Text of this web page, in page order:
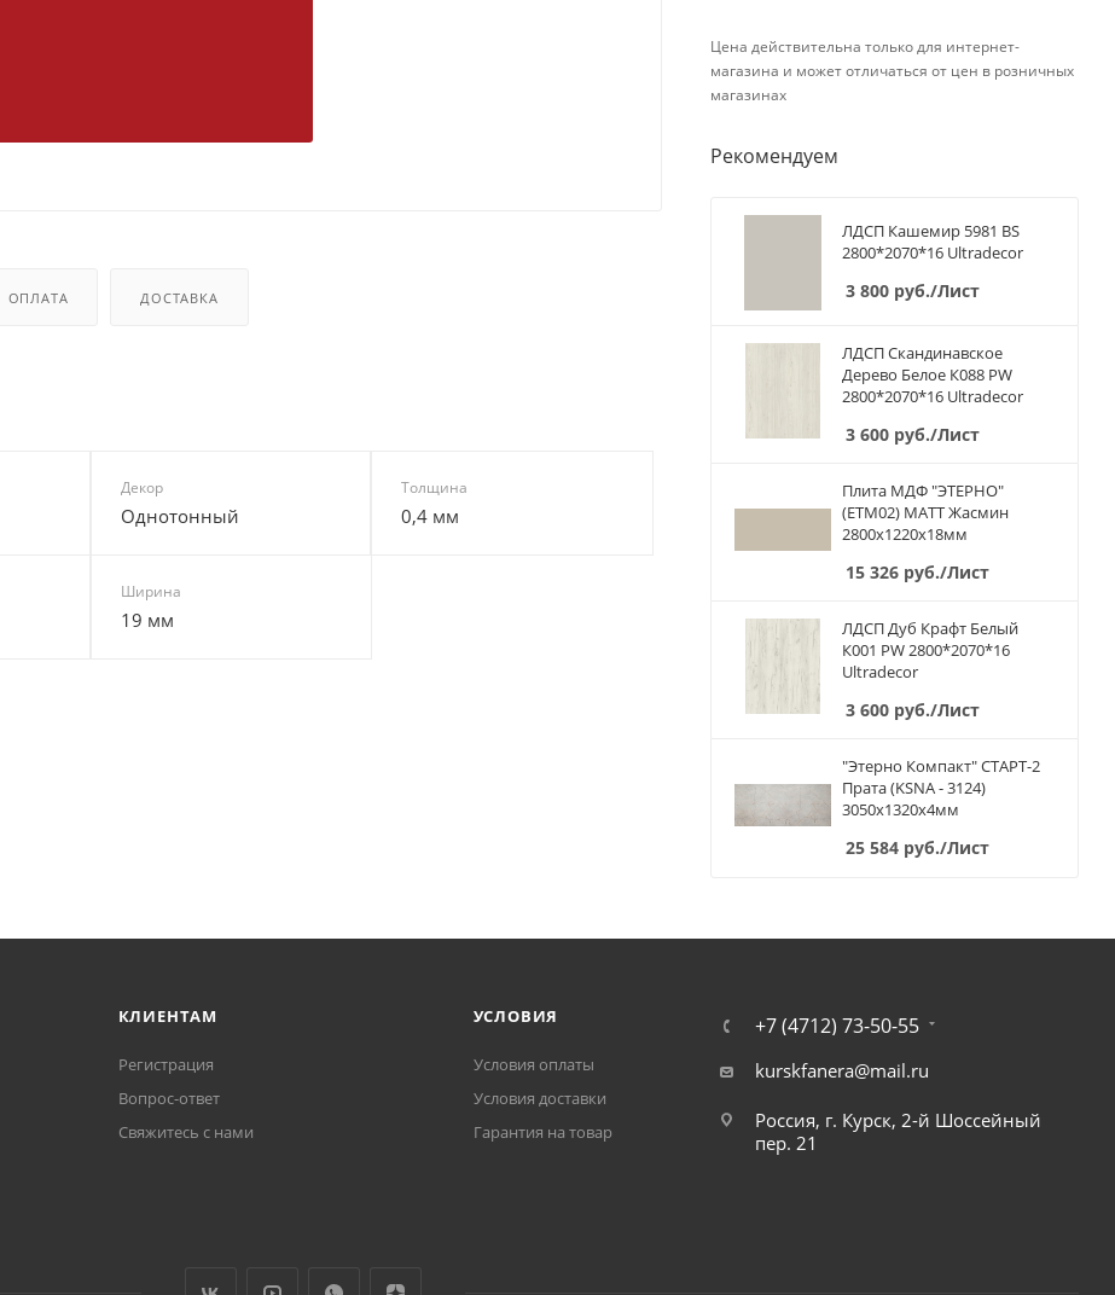
ОПЛАТА ДОСТАВКА
Декор
Однотонный
Толщина
0,4 мм
Ширина
19 мм
Цена действительна только для интернет-
магазина и может отличаться от цен в розничных
магазинах
Рекомендуем
ЛДСП Кашемир 5981 BS
2800*2070*16 Ultradecor
3 800 руб./Лист
ЛДСП Скандинавское
Дерево Белое К088 PW
2800*2070*16 Ultradecor
3 600 руб./Лист
Плита МДФ "ЭТЕРНО"
(ETM02) МАТТ Жасмин
2800х1220х18мм
15 326 руб./Лист
ЛДСП Дуб Крафт Белый
К001 PW 2800*2070*16
Ultradecor
3 600 руб./Лист
"Этерно Компакт" СТАРТ-2
Прата (KSNA - 3124)
3050х1320х4мм
25 584 руб./Лист
КЛИЕНТАМ
Регистрация
Вопрос-ответ
Свяжитесь с нами
УСЛОВИЯ
Условия оплаты
Условия доставки
Гарантия на товар
+7 (4712) 73-50-55
kurskfanera@mail.ru
Россия, г. Курск, 2-й Шоссейный
пер. 21